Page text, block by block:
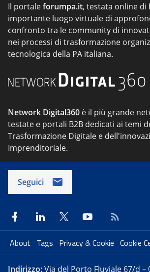
Il portaleforumpa.it, testata online di
importante luogo virtuale di
confronto tra le community di
nei processi di trasformazione
tecnologica della PA italiana.
Network Digital360 è il più grande
testate e portali B2B dedicati ai temi
Trasformazione Digitale e
Imprenditoriale.
Seguici
About Tags Privacy & Cookie Cookie
Indirizzo:Via del Porto Fluviale 67/d –